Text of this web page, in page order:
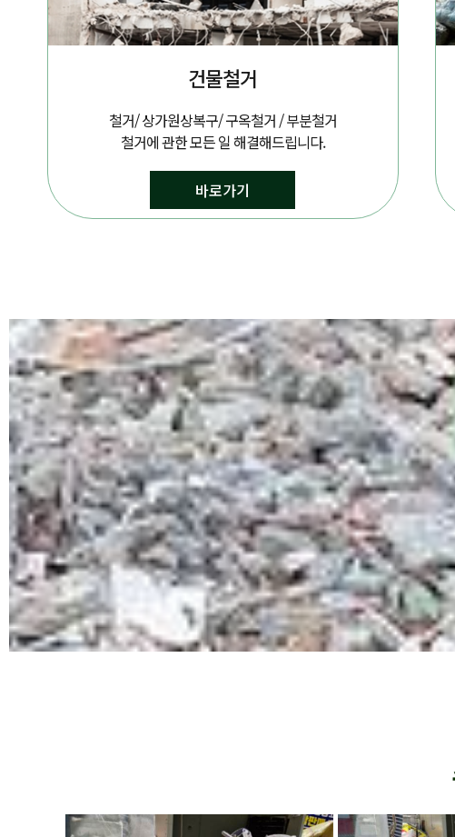
건물철거
철거/ 상가원상복구/ 구옥철거 / 부분철거
철거에 관한 모든 일 해결해드립니다.
바로가기